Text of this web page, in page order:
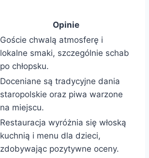
Opinie
Goście chwalą atmosferę i
lokalne smaki, szczególnie schab
po chłopsku.
Doceniane są tradycyjne dania
staropolskie oraz piwa warzone
na miejscu.
Restauracja wyróżnia się włoską
kuchnią i menu dla dzieci,
zdobywając pozytywne oceny.